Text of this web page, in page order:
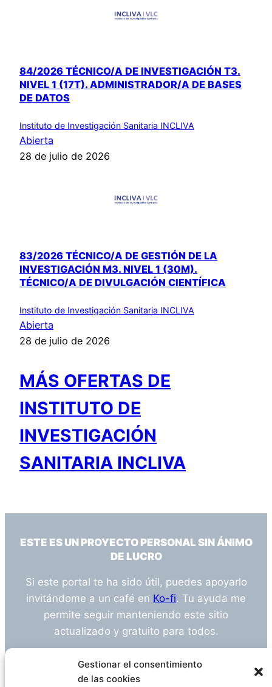
Gestionar el consentimiento
de las cookies
84/2026 TÉCNICO/A DE INVESTIGACIÓN T3.
NIVEL 1 (17T). ADMINISTRADOR/A DE BASES
DE DATOS
Instituto de Investigación Sanitaria INCLIVA
Abierta
28 de julio de 2026
83/2026 TÉCNICO/A DE GESTIÓN DE LA
INVESTIGACIÓN M3. NIVEL 1 (30M).
TÉCNICO/A DE DIVULGACIÓN CIENTÍFICA
Instituto de Investigación Sanitaria INCLIVA
Abierta
28 de julio de 2026
MÁS OFERTAS DE
INSTITUTO DE
INVESTIGACIÓN
SANITARIA INCLIVA
ESTE ES UN PROYECTO PERSONAL SIN ÁNIMO
DE LUCRO
Si este portal te ha sido útil, puedes apoyarlo
invitándome a un café en Ko-fi. Tu ayuda me
permite seguir manteniendo este sitio
actualizado y gratuito para todos.
¿Tienes alguna duda o sugerencia? Escríbeme
info@empleosanitarioinvestigacion.es